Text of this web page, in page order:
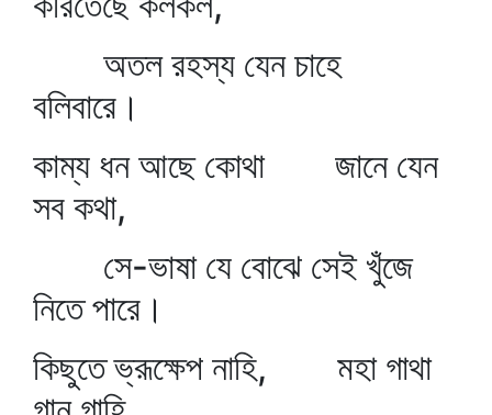
অতল রহস্য যেন চাহে
বলিবারে।
কাম্য ধন আছে কোথা জানে যেন
সব কথা,
সে-ভাষা যে বোঝে সেই খুঁজে
নিতে পারে।
কিছুতে ভ্রূক্ষেপ নাহি, মহা গাথা